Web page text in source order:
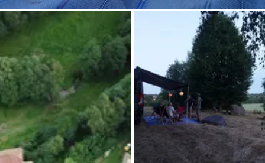
À propos de nous
Shop
Contact
Select language